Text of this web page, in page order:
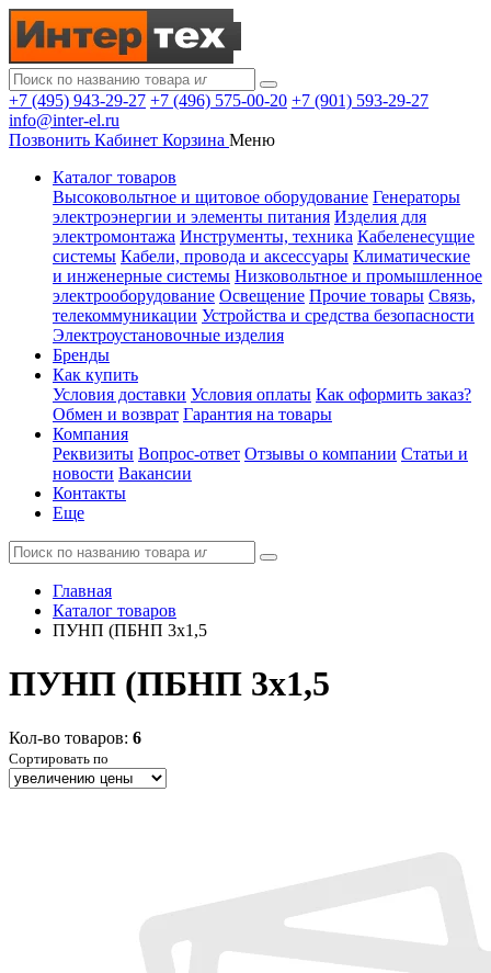
+7 (495) 943-29-27 +7 (496) 575-00-20 +7 (901) 593-29-27
info@inter-el.ru
Позвонить Кабинет Корзина Меню
Каталог товаров
Высоковольтное и щитовое оборудование Генераторы
электроэнергии и элементы питания Изделия для
электромонтажа Инструменты, техника Кабеленесущие
системы Кабели, провода и аксессуары Климатические
и инженерные системы Низковольтное и промышленное
электрооборудование Освещение Прочие товары Связь,
телекоммуникации Устройства и средства безопасности
Электроустановочные изделия
Бренды
Как купить
Условия доставки Условия оплаты Как оформить заказ?
Обмен и возврат Гарантия на товары
Компания
Реквизиты Вопрос-ответ Отзывы о компании Статьи и
новости Вакансии
Контакты
Еще
Главная
Каталог товаров
ПУНП (ПБНП 3x1,5
ПУНП (ПБНП 3x1,5
Кол-во товаров: 6
Сортировать по